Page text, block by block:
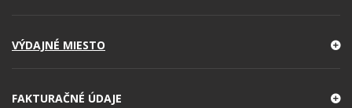
VÝDAJNÉ MIESTO
FAKTURAČNÉ ÚDAJE